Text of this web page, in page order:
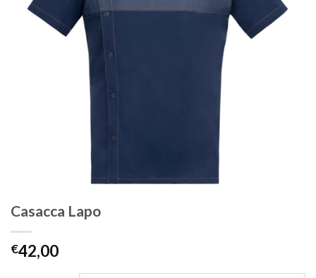
Casacca Lapo
€42,00